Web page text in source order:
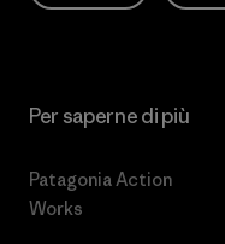
Per saperne di più
Patagonia Action
Works